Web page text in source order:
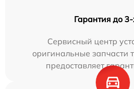
Гарантия до 3-
Сервисный центр
оригинальные запчасти
предоставляет